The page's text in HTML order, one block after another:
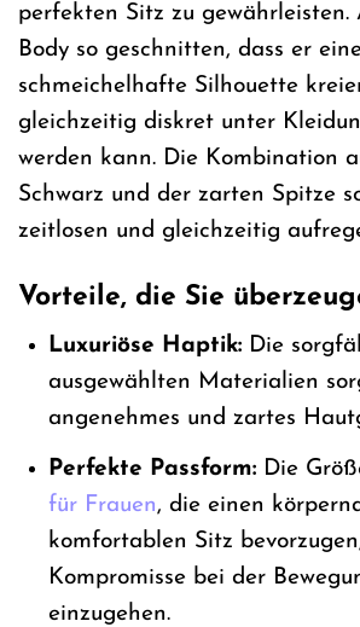
perfekten Sitz zu gewährleisten.
Body so geschnitten, dass er eine
schmeichelhafte Silhouette
gleichzeitig diskret unter
werden kann. Die Kombination
Schwarz und der zarten Spitze
zeitlosen und gleichzeitig
Vorteile, die Sie
Luxuriöse Haptik:Die
ausgewählten Materialien
angenehmes und zartes
Perfekte Passform:Die
für Frauen, die einen
komfortablen Sitz
Kompromisse bei der
einzugehen.